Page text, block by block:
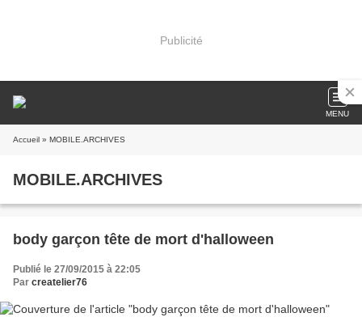
Publicité
MENU
Accueil » MOBILE.ARCHIVES
MOBILE.ARCHIVES
body garçon tête de mort d'halloween
Publié le 27/09/2015 à 22:05
Par createlier76